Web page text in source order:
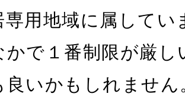
専用地域に属してい
かで１番制限が厳
良いかもしれません